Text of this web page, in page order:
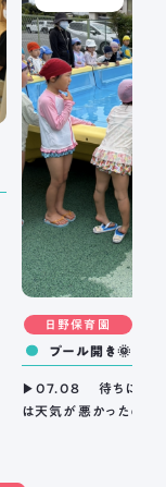
日野保育園
プール開き🌞（きり
▶07.08 待ちに待っ
は天気が悪かったので